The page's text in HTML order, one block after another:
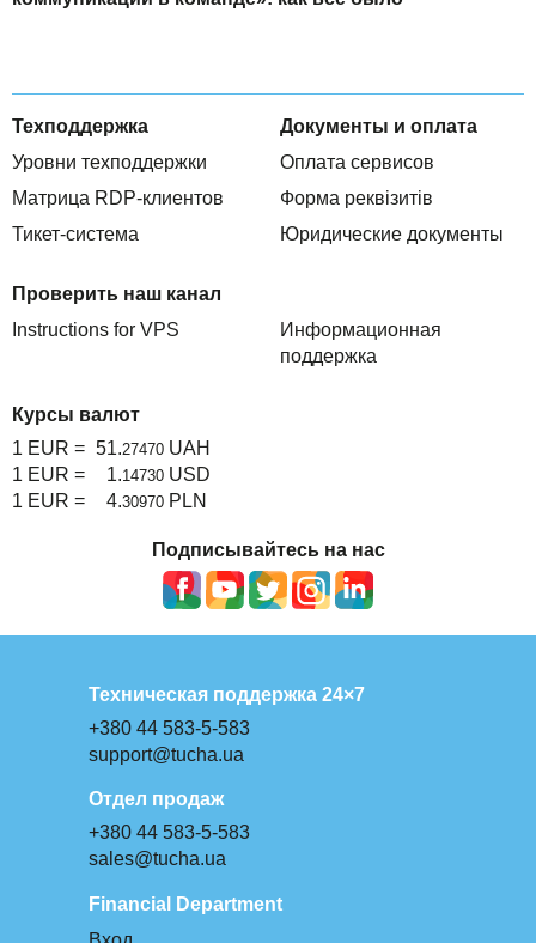
Техподдержка
Уровни техподдержки
Матрица RDP-клиентов
Тикет-система
Документы и оплата
Оплата сервисов
Форма реквізитів
Юридические документы
Проверить наш канал
Instructions for VPS
Информационная
поддержка
Курсы валют
1 EUR = 51.27470 UAH
1 EUR =
1.14730 USD
1 EUR =
4.30970 PLN
Подписывайтесь на нас
Техническая поддержка 24×7
+380 44 583-5-583
support@tucha.ua
Отдел продаж
+380 44 583-5-583
sales@tucha.ua
Financial Department